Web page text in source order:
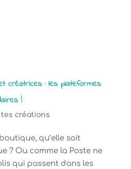
créatrices : les plateformes
!
tes créations
qu’elle soit
? Ou comme la Poste ne
qui passent dans les